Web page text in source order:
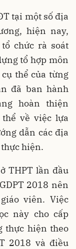
tại một số địa
hiện nay,
chức rà soát
tổ hợp môn
thể của từng
đã ban hành
hoàn thiện
về việc lựa
dẫn các địa
hiện.
THPT lần đầu
2018 nên
viên. Việc
này cho cấp
thực hiện theo
2018 và điều